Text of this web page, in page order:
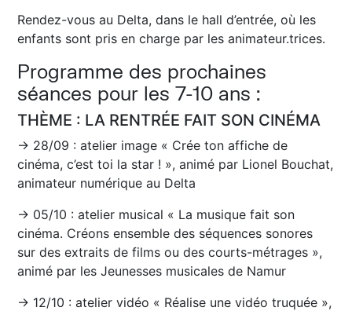
Rendez-vous au Delta, dans le hall d’entrée, où les
enfants sont pris en charge par les animateur.trices.
Programme des prochaines
séances pour les 7-10 ans :
THÈME : LA RENTRÉE FAIT SON CINÉMA
→ 28/09 : atelier image « Crée ton affiche de
cinéma, c’est toi la star ! », animé par Lionel Bouchat,
animateur numérique au Delta
→ 05/10 : atelier musical « La musique fait son
cinéma. Créons ensemble des séquences sonores
sur des extraits de films ou des courts-métrages »,
animé par les Jeunesses musicales de Namur
→ 12/10 : atelier vidéo « Réalise une vidéo truquée »,